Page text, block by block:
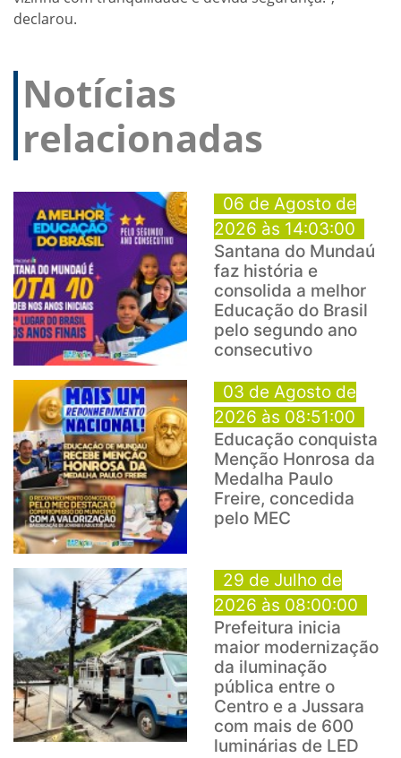
declarou.
Notícias
relacionadas
06 de Agosto de
2026 às 14:03:00
Santana do Mundaú
faz história e
consolida a melhor
Educação do Brasil
pelo segundo ano
consecutivo
03 de Agosto de
2026 às 08:51:00
Educação conquista
Menção Honrosa da
Medalha Paulo
Freire, concedida
pelo MEC
29 de Julho de
2026 às 08:00:00
Prefeitura inicia
maior modernização
da iluminação
pública entre o
Centro e a Jussara
com mais de 600
luminárias de LED